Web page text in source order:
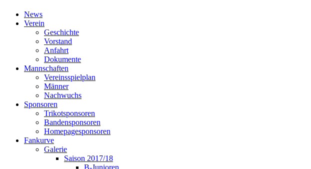
News
Verein
Geschichte
Vorstand
Anfahrt
Dokumente
Mannschaften
Vereinsspielplan
Männer
Nachwuchs
Sponsoren
Trikotsponsoren
Bandensponsoren
Homepagesponsoren
Fankurve
Galerie
Saison 2017/18
B-Junioren